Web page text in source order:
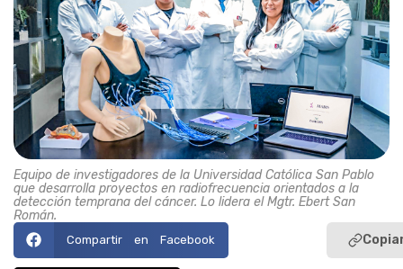
Equipo de investigadores de la Universidad Católica San Pablo
que desarrolla proyectos en radiofrecuencia orientados a la
detección temprana del cáncer. Lo lidera el Mgtr. Ebert San
Román.
Compartir en Facebook